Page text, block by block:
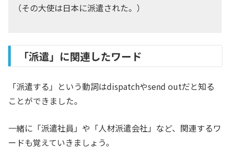
（その大使は日本に派遣された。）
「派遣」に関連したワード
「派遣する」という動詞はdispatchやsend outだと知る
ことができました。
一緒に「派遣社員」や「人材派遣会社」など、関連するワ
ードも覚えていきましょう。